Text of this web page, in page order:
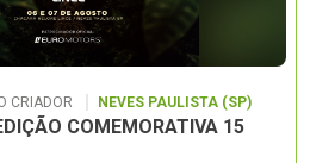
CRIADOR NEVES PAULISTA (SP)
COMEMORATIVA 15